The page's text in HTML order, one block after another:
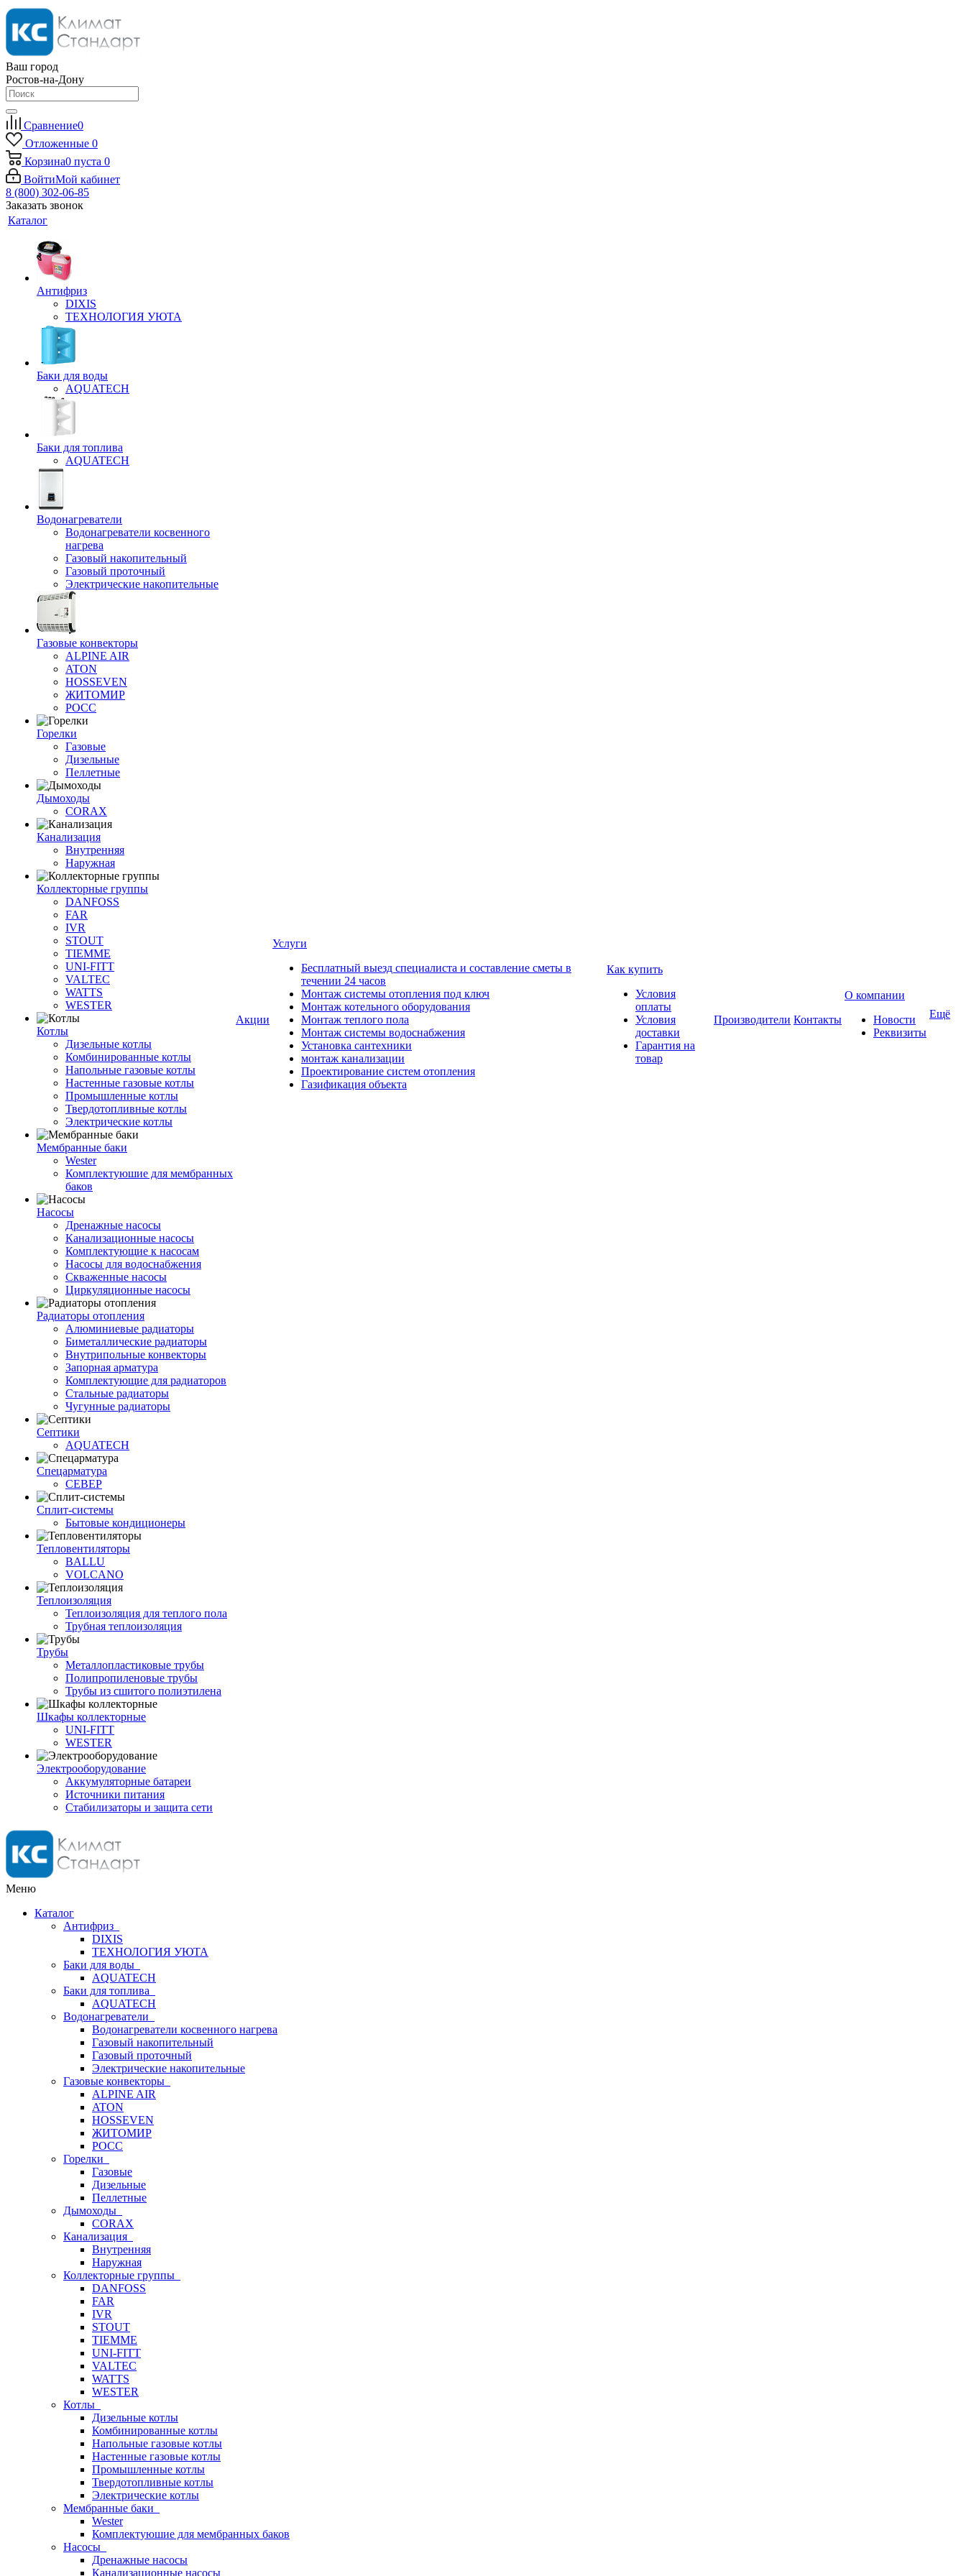
Ваш город
Ростов-на-Дону
Сравнение0
Отложенные 0
Корзина0 пуста 0
ВойтиМой кабинет
8 (800) 302-06-85
Заказать звонок
Каталог
Антифриз
DIXIS
ТЕХНОЛОГИЯ УЮТА
Баки для воды
AQUATECH
Баки для топлива
AQUATECH
Водонагреватели
Водонагреватели косвенного
нагрева
Газовый накопительный
Газовый проточный
Электрические накопительные
Газовые конвекторы
ALPINE AIR
ATON
HOSSEVEN
ЖИТОМИР
РОСС
Горелки
Газовые
Дизельные
Пеллетные
Дымоходы
CORAX
Канализация
Внутренняя
Наружная
Коллекторные группы
DANFOSS
FAR
IVR
STOUT
TIEMME
UNI-FITT
VALTEC
WATTS
WESTER
Котлы
Дизельные котлы
Комбинированные котлы
Напольные газовые котлы
Настенные газовые котлы
Промышленные котлы
Твердотопливные котлы
Электрические котлы
Мембранные баки
Wester
Комплектуюшие для мембранных
баков
Насосы
Дренажные насосы
Канализационные насосы
Комплектующие к насосам
Насосы для водоснабжения
Скваженные насосы
Циркуляционные насосы
Радиаторы отопления
Алюминиевые радиаторы
Биметаллические радиаторы
Внутрипольные конвекторы
Запорная арматура
Комплектующие для радиаторов
Стальные радиаторы
Чугунные радиаторы
Септики
AQUATECH
Спецарматура
СЕВЕР
Сплит-системы
Бытовые кондиционеры
Тепловентиляторы
BALLU
VOLCANO
Теплоизоляция
Теплоизоляция для теплого пола
Трубная теплоизоляция
Трубы
Металлопластиковые трубы
Полипропиленовые трубы
Трубы из сшитого полиэтилена
Шкафы коллекторные
UNI-FITT
WESTER
Электрооборудование
Аккумуляторные батареи
Источники питания
Стабилизаторы и защита сети
Акции
Услуги
Бесплатный выезд специалиста и составление сметы в
течении 24 часов
Монтаж системы отопления под ключ
Монтаж котельного оборудования
Монтаж теплого пола
Монтаж системы водоснабжения
Установка сантехники
монтаж канализации
Проектирование систем отопления
Газификация объекта
Как купить
Условия
оплаты
Условия
доставки
Гарантия на
товар
Производители Контакты
О компании
Новости
Реквизиты
Ещё
Меню
Каталог
Антифриз
DIXIS
ТЕХНОЛОГИЯ УЮТА
Баки для воды
AQUATECH
Баки для топлива
AQUATECH
Водонагреватели
Водонагреватели косвенного нагрева
Газовый накопительный
Газовый проточный
Электрические накопительные
Газовые конвекторы
ALPINE AIR
ATON
HOSSEVEN
ЖИТОМИР
РОСС
Горелки
Газовые
Дизельные
Пеллетные
Дымоходы
CORAX
Канализация
Внутренняя
Наружная
Коллекторные группы
DANFOSS
FAR
IVR
STOUT
TIEMME
UNI-FITT
VALTEC
WATTS
WESTER
Котлы
Дизельные котлы
Комбинированные котлы
Напольные газовые котлы
Настенные газовые котлы
Промышленные котлы
Твердотопливные котлы
Электрические котлы
Мембранные баки
Wester
Комплектуюшие для мембранных баков
Насосы
Дренажные насосы
Канализационные насосы